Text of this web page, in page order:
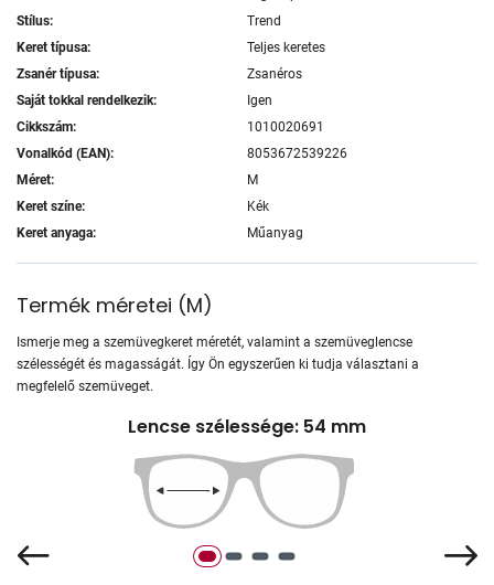
Stílus:
Trend
Keret típusa:
Teljes keretes
Zsanér típusa:
Zsanéros
Saját tokkal rendelkezik:
Igen
Cikkszám:
1010020691
Vonalkód (EAN):
8053672539226
Méret:
M
Keret színe:
Kék
Keret anyaga:
Műanyag
Termék méretei (M)
Ismerje meg a szemüvegkeret méretét, valamint a szemüveglencse
szélességét és magasságát. Így Ön egyszerűen ki tudja választani a
megfelelő szemüveget.
Lencse szélessége: 54 mm